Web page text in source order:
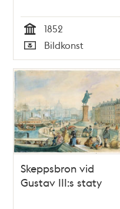
Tid
1852
Typ
Bildkonst
Skeppsbron vid
Gustav III:s staty